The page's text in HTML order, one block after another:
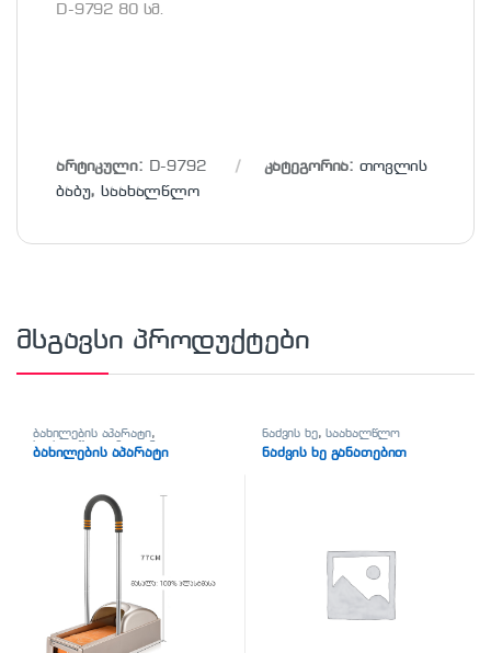
D-9792 80 სმ.
არტიკული: D-9792 კატეგორია: თოვლის
ბაბუ,საახალწლო
მსგავსი პროდუქტები
ბახილების აპარატი,
საახალწლო
,ჰიგიენა-
სისუფთავე
ბახილების აპარატი
ნაძვის ხე,საახალწლო
ნაძვის ხე განათებით